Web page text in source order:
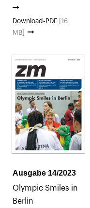
Download-PDF
[16
MB]
Ausgabe 14/2023
Olympic Smiles in
Berlin